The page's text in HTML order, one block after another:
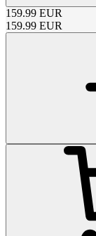
159.99 EUR
159.99 EUR